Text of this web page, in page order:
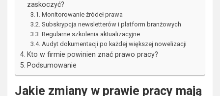
zaskoczyć?
Monitorowanie źródeł prawa
Subskrypcja newsletterów i platform branżowych
Regularne szkolenia aktualizacyjne
Audyt dokumentacji po każdej większej nowelizacji
Kto w firmie powinien znać prawo pracy?
Podsumowanie
Jakie zmiany w prawie pracy mają